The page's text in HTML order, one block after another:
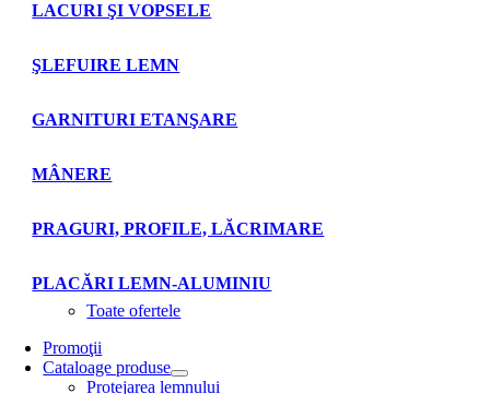
LACURI ŞI VOPSELE
ŞLEFUIRE LEMN
GARNITURI ETANŞARE
MÂNERE
PRAGURI, PROFILE, LĂCRIMARE
PLACĂRI LEMN-ALUMINIU
Toate ofertele
Promoţii
Cataloage produse
Protejarea lemnului